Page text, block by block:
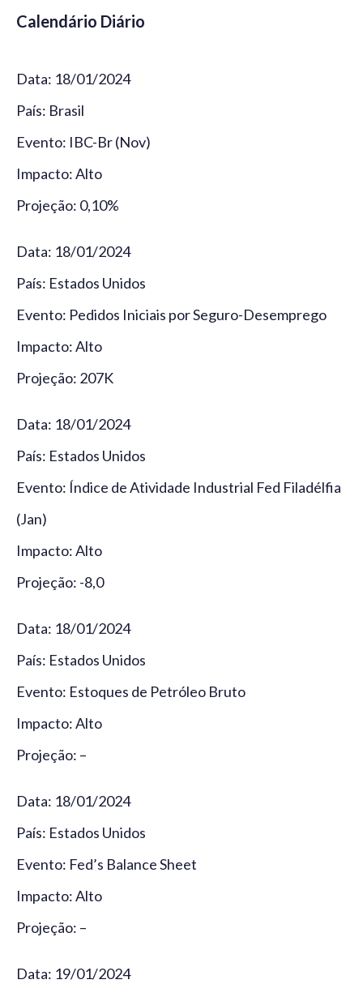
Calendário Diário
Data: 18/01/2024
País: Brasil
Evento: IBC-Br (Nov)
Impacto: Alto
Projeção: 0,10%
Data: 18/01/2024
País: Estados Unidos
Evento: Pedidos Iniciais por Seguro-Desemprego
Impacto: Alto
Projeção: 207K
Data: 18/01/2024
País: Estados Unidos
Evento: Índice de Atividade Industrial Fed Filadélfia
(Jan)
Impacto: Alto
Projeção: -8,0
Data: 18/01/2024
País: Estados Unidos
Evento: Estoques de Petróleo Bruto
Impacto: Alto
Projeção: –
Data: 18/01/2024
País: Estados Unidos
Evento: Fed’s Balance Sheet
Impacto: Alto
Projeção: –
Data: 19/01/2024